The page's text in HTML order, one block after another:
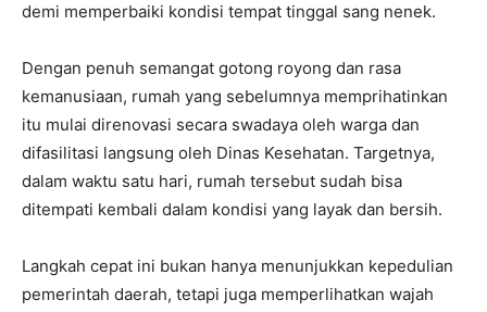
demi memperbaiki kondisi tempat tinggal sang nenek.
Dengan penuh semangat gotong royong dan rasa
kemanusiaan, rumah yang sebelumnya memprihatinkan
itu mulai direnovasi secara swadaya oleh warga dan
difasilitasi langsung oleh Dinas Kesehatan. Targetnya,
dalam waktu satu hari, rumah tersebut sudah bisa
ditempati kembali dalam kondisi yang layak dan bersih.
Langkah cepat ini bukan hanya menunjukkan kepedulian
pemerintah daerah, tetapi juga memperlihatkan wajah